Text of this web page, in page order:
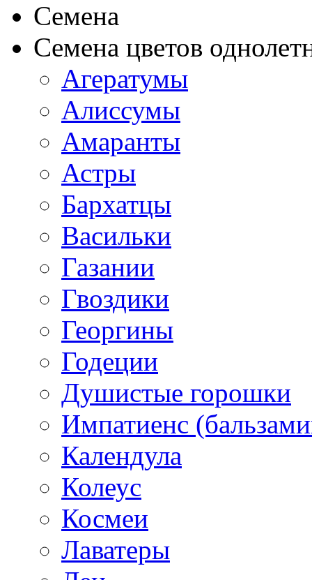
Семена
Семена цветов
Агератумы
Алиссумы
Амаранты
Астры
Бархатцы
Васильки
Газании
Гвоздики
Георгины
Годеции
Душистые горошки
Импатиенс
Календула
Колеус
Космеи
Лаватеры